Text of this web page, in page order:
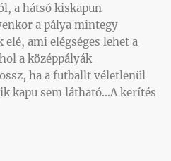
a hátsó kiskapun
a pálya mintegy
ami elégséges lehet a
a középpályák
ha a futballt véletlenül
kapu sem látható…A kerítés